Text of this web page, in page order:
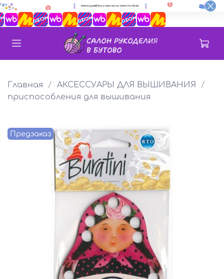
Главная
АКСЕССУАРЫ ДЛЯ ВЫШИВАНИЯ
приспособления для вышивания
Предзаказ